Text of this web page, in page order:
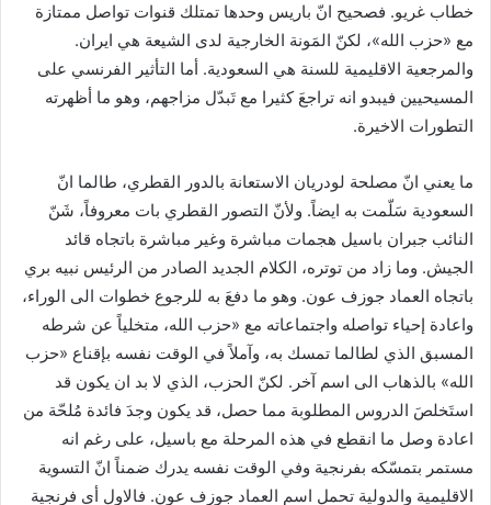
خطاب غريو. فصحيح انّ باريس وحدها تمتلك قنوات تواصل ممتازة
مع «حزب الله»، لكنّ المَونة الخارجية لدى الشيعة هي ايران.
والمرجعية الاقليمية للسنة هي السعودية. أما التأثير الفرنسي على
المسيحيين فيبدو انه تراجعَ كثيرا مع تَبدّل مزاجهم، وهو ما أظهرته
التطورات الاخيرة.
ما يعني انّ مصلحة لودريان الاستعانة بالدور القطري، طالما انّ
السعودية سَلّمت به ايضاً. ولأنّ التصور القطري بات معروفاً، شَنّ
النائب جبران باسيل هجمات مباشرة وغير مباشرة باتجاه قائد
الجيش. وما زاد من توتره، الكلام الجديد الصادر من الرئيس نبيه بري
باتجاه العماد جوزف عون. وهو ما دفعَ به للرجوع خطوات الى الوراء،
واعادة إحياء تواصله واجتماعاته مع «حزب الله، متخلياً عن شرطه
المسبق الذي لطالما تمسك به، وآملاً في الوقت نفسه بإقناع «حزب
الله» بالذهاب الى اسم آخر. لكنّ الحزب، الذي لا بد ان يكون قد
استَخلصَ الدروس المطلوبة مما حصل، قد يكون وجدَ فائدة مُلحّة من
اعادة وصل ما انقطع في هذه المرحلة مع باسيل، على رغم انه
مستمر بتمسّكه بفرنجية وفي الوقت نفسه يدرك ضمناً انّ التسوية
الاقليمية والدولية تحمل اسم العماد جوزف عون. فالاول أي فرنجية